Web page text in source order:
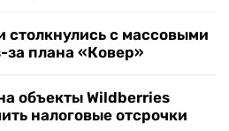
с массовыми
за плана «Ковер»
объекты Wildberries
налоговые отсрочки